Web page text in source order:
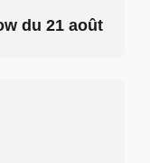
du 21 août